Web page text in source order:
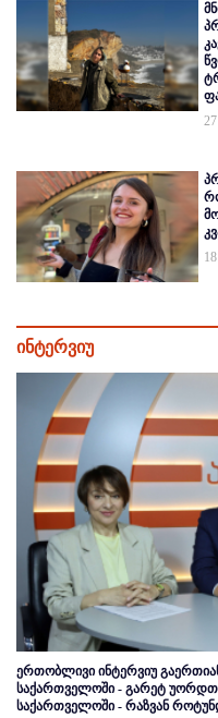
ინტერვიუ
ერთობლივი ინტერვიუ
საქართველოში - გარეტ
საქართველოში - რაზვან